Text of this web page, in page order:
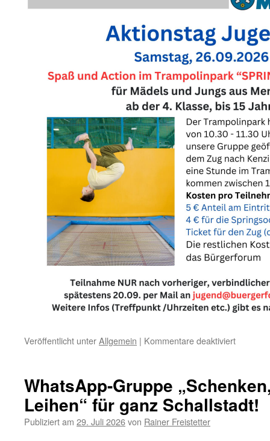
Veröffentlicht unterAllgemein | Kommentare deaktiviertfür
WhatsApp-Gruppe
Leihen“ für ganz Schallstadt!
Publiziert am 29. Juli 2026von Rainer Freistetter